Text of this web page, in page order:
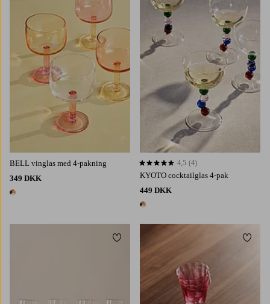
BELL vinglas med 4-pakning
349 DKK
1 farve
KYOTO cocktailglas 4-pak
449 DKK
1 farve
4,5 baseret på 4 bedømmelser
4,5 (4)
Tilføj til favoritter Tilføj